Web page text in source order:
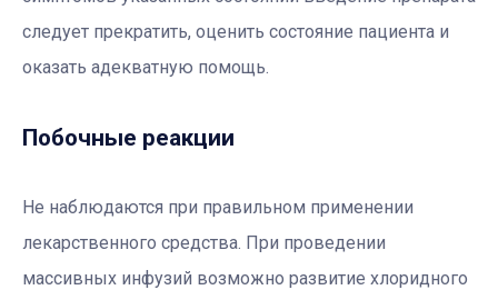
следует прекратить, оценить состояние пациента и
оказать адекватную помощь.
Побочные реакции
Не наблюдаются при правильном применении
лекарственного средства. При проведении
массивных инфузий возможно развитие хлоридного